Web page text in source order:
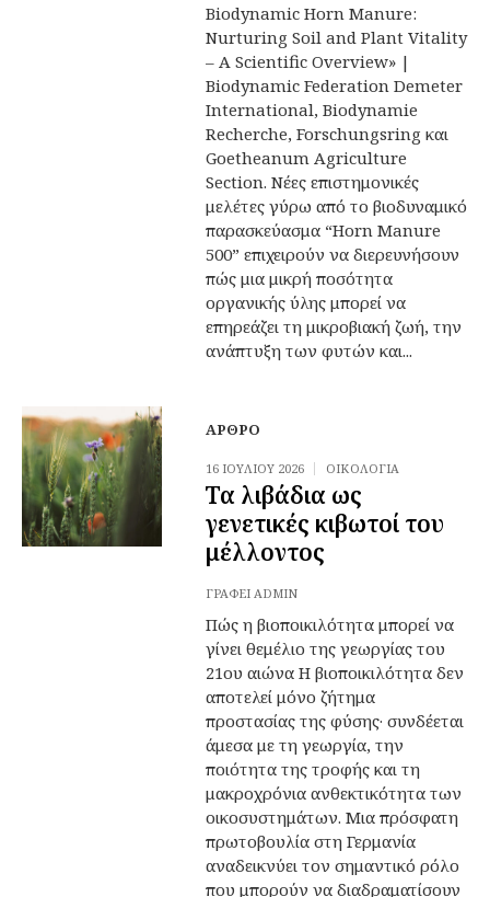
Biodynamic Horn Manure:
Nurturing Soil and Plant Vitality
– A Scientific Overview» |
Biodynamic Federation Demeter
International, Biodynamie
Recherche, Forschungsring και
Goetheanum Agriculture
Section. Νέες επιστημονικές
μελέτες γύρω από το βιοδυναμικό
παρασκεύασμα “Horn Manure
500” επιχειρούν να διερευνήσουν
πώς μια μικρή ποσότητα
οργανικής ύλης μπορεί να
επηρεάζει τη μικροβιακή ζωή, την
ανάπτυξη των φυτών και...
ΆΡΘΡΟ
16 ΙΟΥΛΊΟΥ 2026 ΟΙΚΟΛΟΓΊΑ
Τα λιβάδια ως
γενετικές κιβωτοί του
μέλλοντος
ΓΡΆΦΕΙ ADMIN
Πώς η βιοποικιλότητα μπορεί να
γίνει θεμέλιο της γεωργίας του
21ου αιώνα Η βιοποικιλότητα δεν
αποτελεί μόνο ζήτημα
προστασίας της φύσης· συνδέεται
άμεσα με τη γεωργία, την
ποιότητα της τροφής και τη
μακροχρόνια ανθεκτικότητα των
οικοσυστημάτων. Μια πρόσφατη
πρωτοβουλία στη Γερμανία
αναδεικνύει τον σημαντικό ρόλο
που μπορούν να διαδραματίσουν